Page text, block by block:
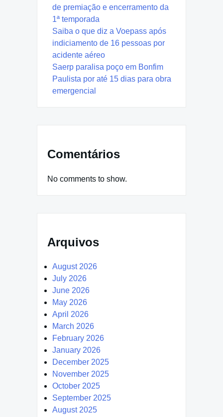
de premiação e encerramento da
1ª temporada
Saiba o que diz a Voepass após
indiciamento de 16 pessoas por
acidente aéreo
Saerp paralisa poço em Bonfim
Paulista por até 15 dias para obra
emergencial
Comentários
No comments to show.
Arquivos
August 2026
July 2026
June 2026
May 2026
April 2026
March 2026
February 2026
January 2026
December 2025
November 2025
October 2025
September 2025
August 2025